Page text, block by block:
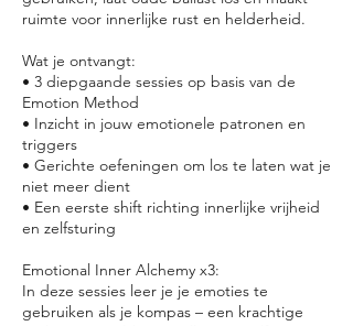
ruimte voor innerlijke rust en helderheid.
Wat je ontvangt:
• 3 diepgaande sessies op basis van de
Emotion Method
• Inzicht in jouw emotionele patronen en
triggers
• Gerichte oefeningen om los te laten wat je
niet meer dient
• Een eerste shift richting innerlijke vrijheid
en zelfsturing
Emotional Inner Alchemy x3:
In deze sessies leer je je emoties te
gebruiken als je kompas – een krachtige